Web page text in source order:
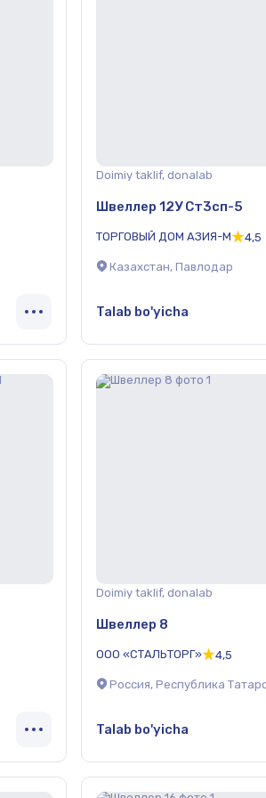
Doimiy taklif, donalab
Швеллер 12У Ст3сп-5
ТОРГОВЫЙ ДОМ АЗИЯ-М 4,5
Казахстан, Павлодар
Talab bo'yicha
Doimiy taklif, donalab
Швеллер 8
ООО «СТАЛЬТОРГ» 4,5
Россия, Республика
Talab bo'yicha